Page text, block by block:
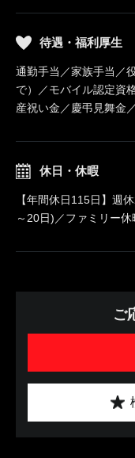
待遇・福利厚生
通勤手当／家族手当／
で）／モバイル認定資
産祝い金／慶弔見舞金
休日・休暇
【年間休日115日】週
～20日)／ファミリー
ご